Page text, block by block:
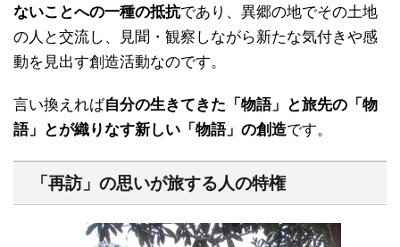
ないことへの一種の抵抗であり、異郷の地でその土地
の人と交流し、見聞・観察しながら新たな気付きや感
動を見出す創造活動なのです。
言い換えれば自分の生きてきた「物語」と旅先の「物
語」とが織りなす新しい 「物語」の創造です。
「再訪」の思いが旅する人の特権